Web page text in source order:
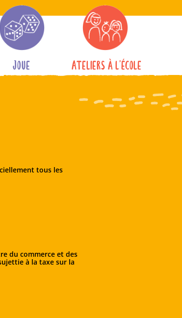
Joue Ateliers à l’école
tous les
du commerce et des
à la taxe sur la